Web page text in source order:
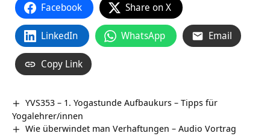
Facebook Share on X
LinkedIn WhatsApp Email
Copy Link
YVS353 – 1. Yogastunde Aufbaukurs – Tipps für
Yogalehrer/innen
Wie überwindet man Verhaftungen – Audio Vortrag